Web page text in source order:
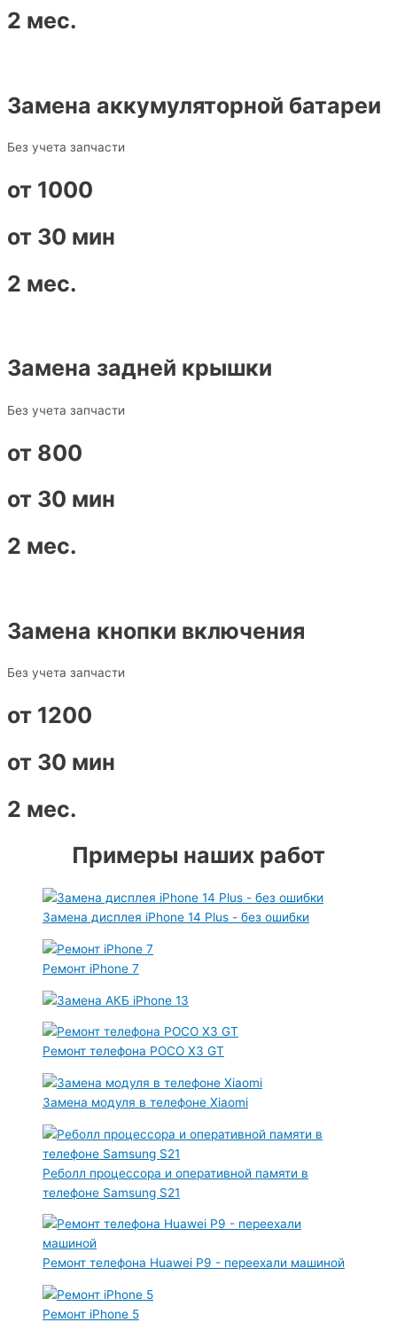
2 мес.
Замена аккумуляторной батареи
Без учета запчасти
от 1000
от 30 мин
2 мес.
Замена задней крышки
Без учета запчасти
от 800
от 30 мин
2 мес.
Замена кнопки включения
Без учета запчасти
от 1200
от 30 мин
2 мес.
Примеры наших работ
Замена дисплея iPhone 14 Plus - без ошибки
Ремонт iPhone 7
Ремонт телефона POCO X3 GT
Замена модуля в телефоне Xiaomi
Реболл процессора и оперативной памяти в
телефоне Samsung S21
Ремонт телефона Huawei P9 - переехали машиной
Ремонт iPhone 5